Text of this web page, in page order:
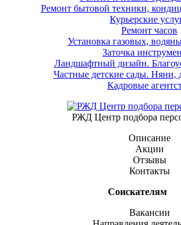
Ремонт бытовой техники,
Курьерские
Ремонт часов
Установка газовых,
Заточка
Ландшафтный дизайн.
Частные детские сады. Няни,
Кадровые
РЖД ​Центр подбора
Описание
Акции
Отзывы
Контакты
Соискателям
Вакансии